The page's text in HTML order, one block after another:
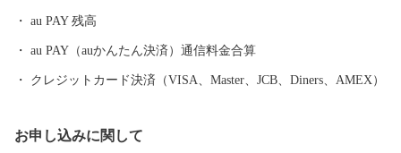
しており、平成２７年９月に「環境・文化創造都市宣言」を行い
ました。 本市では「働く」「住む」「子育て・教育」「妊娠・
赤ちゃん」などの情報が見つかる移住希望者向けポータルサイト
の監修をいただき整備した武生中央公園の「だるまちゃん広
au PAY 残高
au PAY（auかんたん決済）通信料金合算
クレジットカード決済（VISA、Master、JCB、Diners、AMEX）
お申し込みに関して